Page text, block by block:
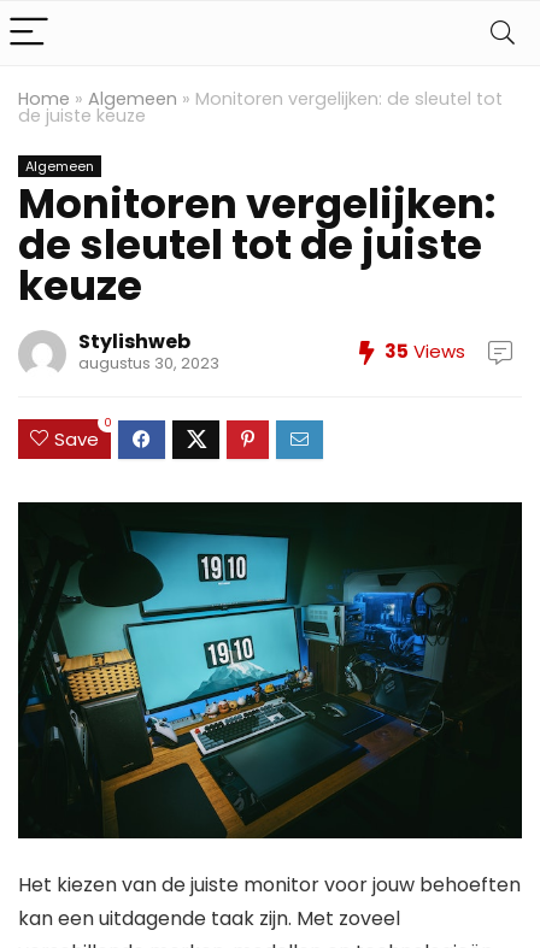
Home » Algemeen » Monitoren vergelijken: de sleutel tot
de juiste keuze
Algemeen
Monitoren vergelijken:
de sleutel tot de juiste
keuze
Stylishweb
augustus 30, 2023 35 Views
Save
0
Het kiezen van de juiste monitor voor jouw behoeften
kan een uitdagende taak zijn. Met zoveel